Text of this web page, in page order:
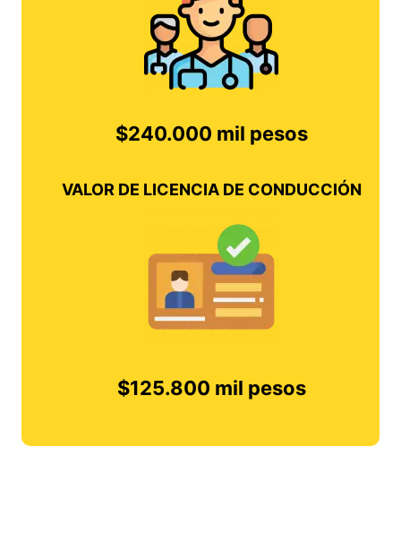
$240.000 mil pesos
VALOR DE LICENCIA DE CONDUCCIÓN
$125.800 mil pesos